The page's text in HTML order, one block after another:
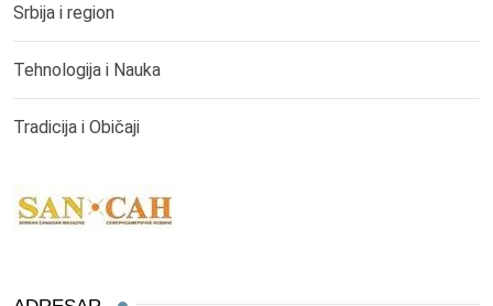
Srbija i region
Tehnologija i Nauka
Tradicija i Običaji